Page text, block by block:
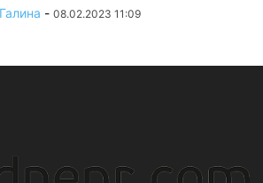
Галина - 08.02.2023 11:09